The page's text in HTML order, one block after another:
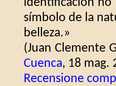
identificación no
símbolo de la
belleza.»
(Juan Clemente
Cuenca, 18 mag.
Recensione